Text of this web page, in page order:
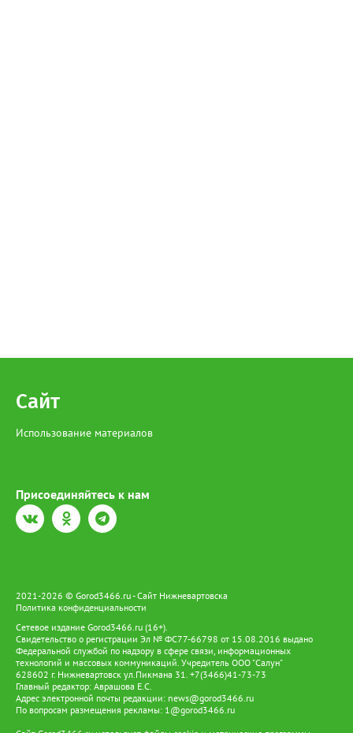
Сайт
Использование материалов
Присоединяйтесь к нам
2021-2026 © Gorod3466.ru - Сайт Нижневартовска
Политика конфиденциальности
Сетевое издание Gorod3466.ru (16+).
Свидетельство о регистрации Эл № ФС77-66798 от 15.08.2016 выдано
Федеральной службой по надзору в сфере связи, информационных
технологий и массовых коммуникаций. Учредитель ООО "Салун"
628602 г. Нижневартовск ул.Пикмана 31. +7(3466)41-73-73
Главный редактор: Аврашова Е.С.
Адрес электронной почты редакции: news@gorod3466.ru
По вопросам размещения рекламы: 1@gorod3466.ru